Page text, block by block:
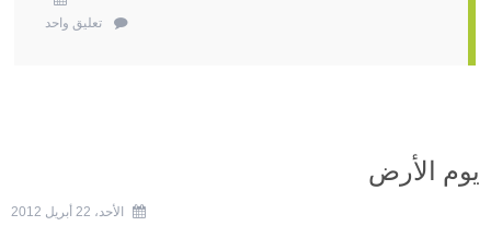
تعليق واحد
يوم الأرض
الأحد، 22 أبريل 2012